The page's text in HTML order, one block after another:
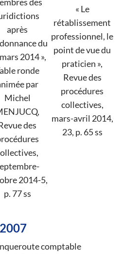
après
du
2014 »,
ronde
par
Michel
des
2014-5,
p. 77 ss
« Le
rétablissement
professionnel, le
point de vue du
praticien »,
Revue des
procédures
collectives,
mars-avril 2014,
23, p. 65 ss
2007
comptable